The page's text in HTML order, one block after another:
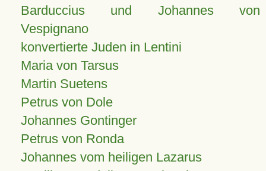
Barduccius und Johannes von
Vespignano
konvertierte Juden in Lentini
Maria von Tarsus
Martin Suetens
Petrus von Dole
Johannes Gontinger
Petrus von Ronda
Johannes vom heiligen Lazarus